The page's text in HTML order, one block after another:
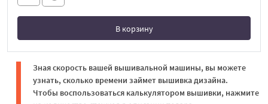
В корзину
В корзине
Зная скорость вашей вышивальной машины, вы можете
узнать, сколько времени займет вышивка дизайна.
Чтобы воспользоваться калькулятором вышивки, нажмите